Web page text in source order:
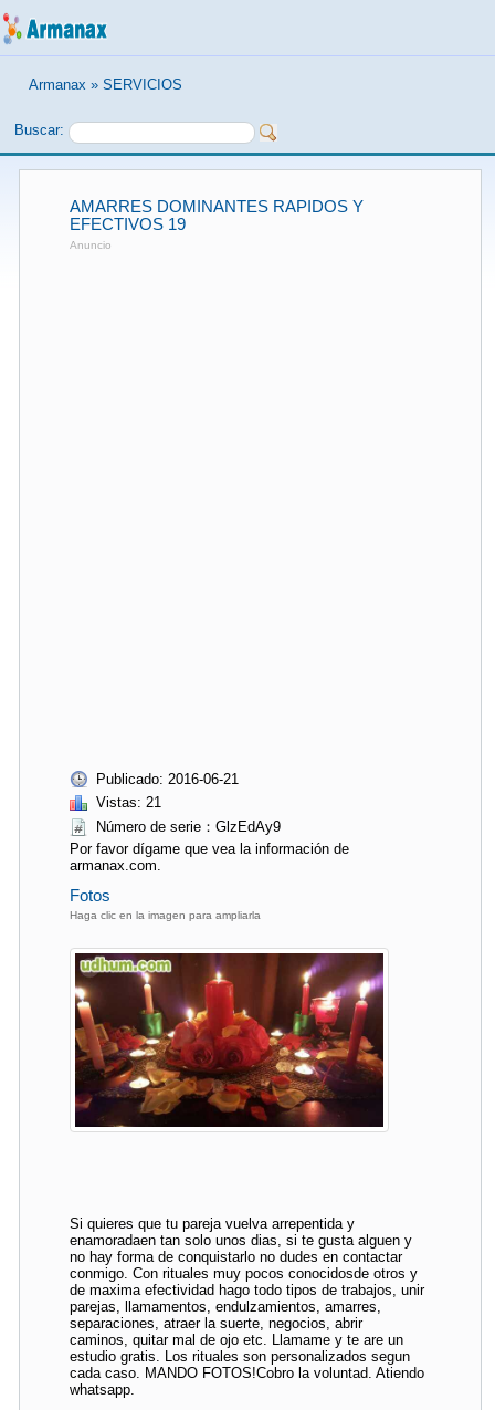
Armanax » SERVICIOS
Buscar:
AMARRES DOMINANTES RAPIDOS Y
EFECTIVOS 19
Anuncio
Publicado: 2016-06-21
Vistas: 21
Número de serie：GlzEdAy9
Por favor dígame que vea la información de
armanax.com.
Fotos
Haga clic en la imagen para ampliarla
Si quieres que tu pareja vuelva arrepentida y
enamoradaen tan solo unos dias, si te gusta alguen y
no hay forma de conquistarlo no dudes en contactar
conmigo. Con rituales muy pocos conocidosde otros y
de maxima efectividad hago todo tipos de trabajos, unir
parejas, llamamentos, endulzamientos, amarres,
separaciones, atraer la suerte, negocios, abrir
caminos, quitar mal de ojo etc. Llamame y te are un
estudio gratis. Los rituales son personalizados segun
cada caso. MANDO FOTOS!Cobro la voluntad. Atiendo
whatsapp.